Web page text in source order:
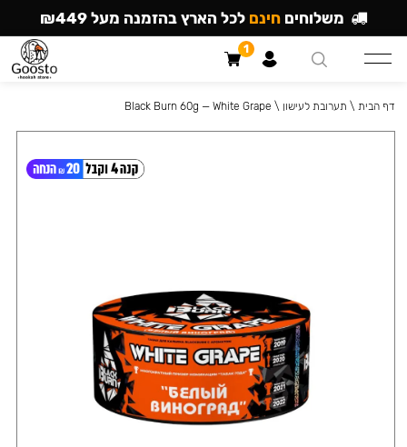
דף הבית \ תערובת לעישון \
Black Burn 60g — White Grape
משלוחים חינם לכל הארץ בהזמנה מעל ₪449
1